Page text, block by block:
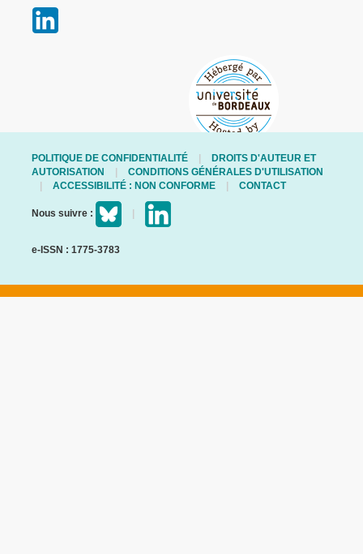
POLITIQUE DE CONFIDENTIALITÉ
DROITS D'AUTEUR ET
AUTORISATION
CONDITIONS GÉNÉRALES D'UTILISATION
ACCESSIBILITÉ : NON CONFORME
CONTACT
Nous suivre :
e-ISSN : 1775-3783